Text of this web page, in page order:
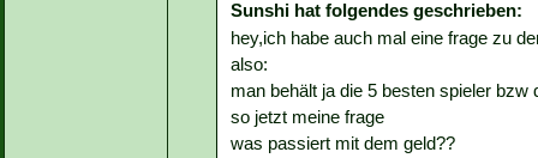
Sunshi hat folgendes geschrieben:
hey,ich habe auch mal eine frage zu
also:
man behält ja die 5 besten spieler bzw
so jetzt meine frage
was passiert mit dem geld??